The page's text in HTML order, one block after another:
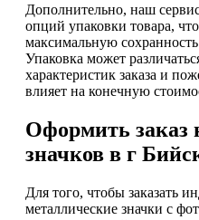
Дополнительно, наш
опций упаковки товара,
максимальную
Упаковка может
характеристик заказа и
влияет на конечную
Оформить заказ
значков в г
Для того, чтобы заказать
металлические значки с